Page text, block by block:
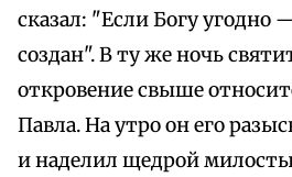
сказал: "Если Богу угодно
создан". В ту же ночь
откровение свыше
Павла. На утро он его
и наделил щедрой